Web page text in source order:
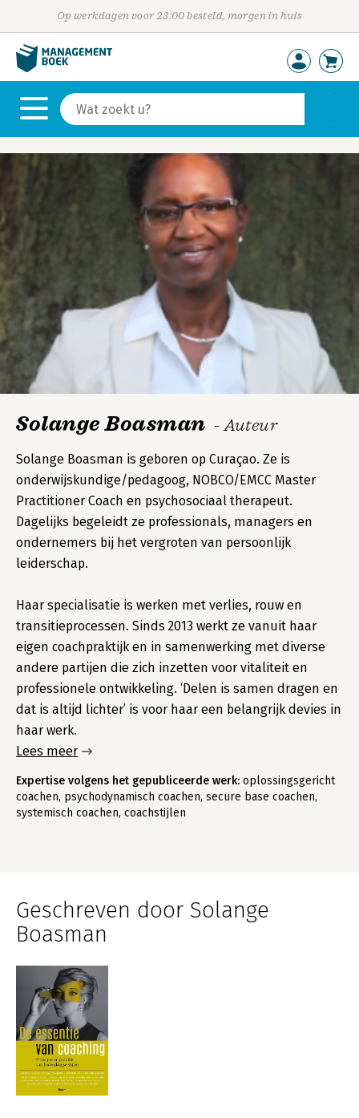
Op werkdagen voor 23:00 besteld, morgen in huis
Solange Boasman - Auteur
Solange Boasman is geboren op Curaçao. Ze is
onderwijskundige/pedagoog, NOBCO/EMCC Master
Practitioner Coach en psychosociaal therapeut.
Dagelijks begeleidt ze professionals, managers en
ondernemers bij het vergroten van persoonlijk
leiderschap.
Haar specialisatie is werken met verlies, rouw en
transitieprocessen. Sinds 2013 werkt ze vanuit haar
eigen coachpraktijk en in samenwerking met diverse
andere partijen die zich inzetten voor vitaliteit en
professionele ontwikkeling. ‘Delen is samen dragen en
dat is altijd lichter’ is voor haar een belangrijk devies in
haar werk.
Lees meer
Expertise volgens het gepubliceerde werk: oplossingsgericht
coachen, psychodynamisch coachen, secure base coachen,
systemisch coachen, coachstijlen
Geschreven door Solange
Boasman